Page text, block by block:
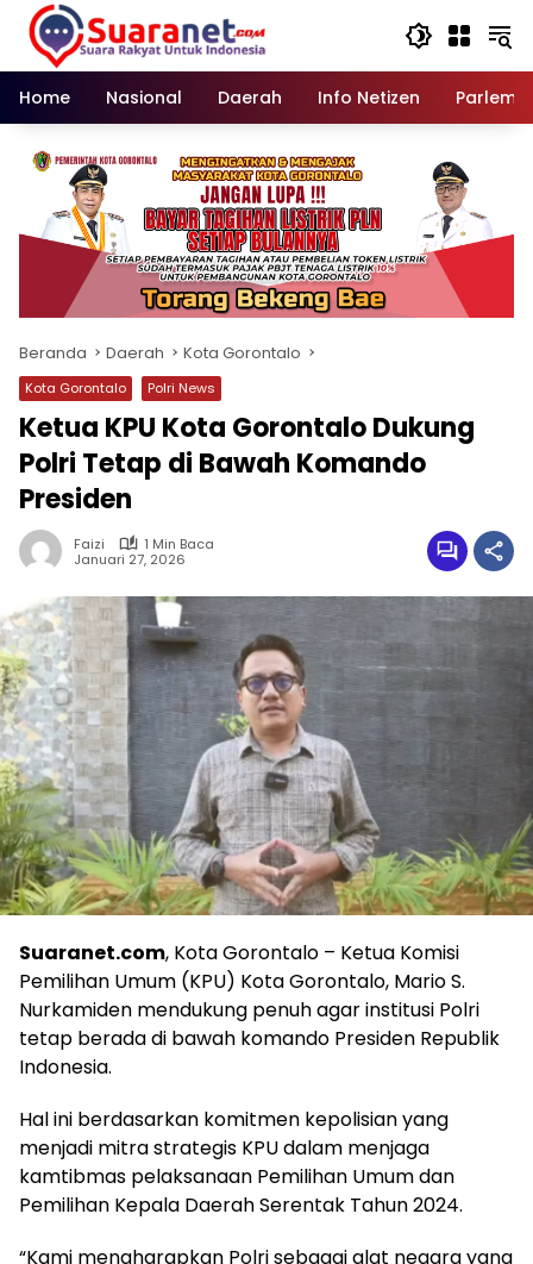
Langsung
konten
Home
Nasional Daerah Info Netizen
Beranda Daerah Kota Gorontalo
Kota Gorontalo Polri News
Ketua KPU Kota Gorontalo Dukung
Polri Tetap di Bawah Komando
Presiden
Faizi
1 Min Baca
Januari 27, 2026
Suaranet.com, Kota Gorontalo – Ketua Komisi
Pemilihan Umum (KPU) Kota Gorontalo, Mario S.
Nurkamiden mendukung penuh agar institusi Polri
tetap berada di bawah komando Presiden Republik
Indonesia.
Hal ini berdasarkan komitmen kepolisian yang
menjadi mitra strategis KPU dalam menjaga
kamtibmas pelaksanaan Pemilihan Umum dan
Pemilihan Kepala Daerah Serentak Tahun 2024.
“Kami mengharapkan Polri sebagai alat negara yang